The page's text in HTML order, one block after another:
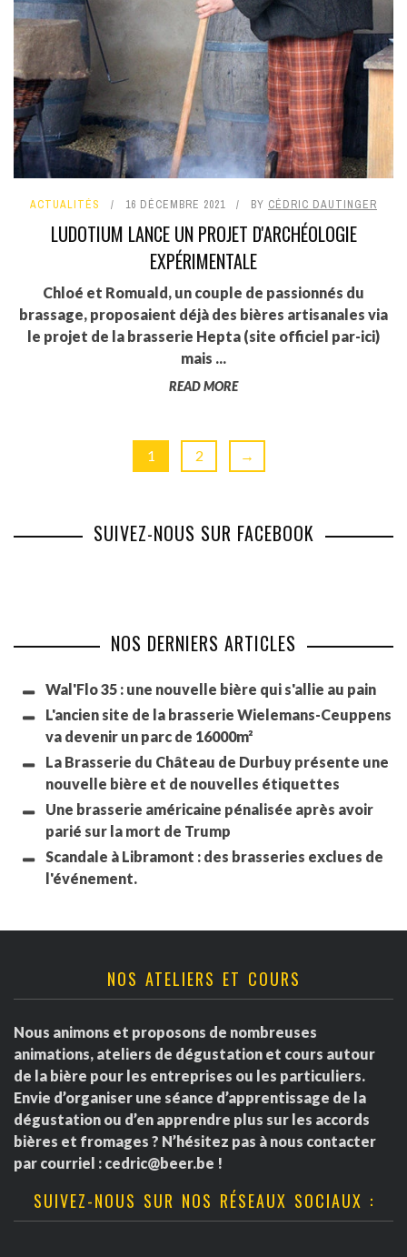
ACTUALITÉS 16 DÉCEMBRE 2021 BY CÉDRIC DAUTINGER
LUDOTIUM LANCE UN PROJET D'ARCHÉOLOGIE
EXPÉRIMENTALE
Chloé et Romuald, un couple de passionnés du
brassage, proposaient déjà des bières artisanales via
le projet de la brasserie Hepta (site officiel par-ici)
mais ...
READ MORE
1 2 →
SUIVEZ-NOUS SUR FACEBOOK
NOS DERNIERS ARTICLES
Wal'Flo 35 : une nouvelle bière qui s'allie au pain
L'ancien site de la brasserie Wielemans-Ceuppens
va devenir un parc de 16000m²
La Brasserie du Château de Durbuy présente une
nouvelle bière et de nouvelles étiquettes
Une brasserie américaine pénalisée après avoir
parié sur la mort de Trump
Scandale à Libramont : des brasseries exclues de
l'événement.
NOS ATELIERS ET COURS
Nous animons et proposons de nombreuses
animations, ateliers de dégustation et cours autour
de la bière pour les entreprises ou les particuliers.
Envie d’organiser une séance d’apprentissage de la
dégustation ou d’en apprendre plus sur les accords
bières et fromages ? N’hésitez pas à nous contacter
par courriel : cedric@beer.be !
SUIVEZ-NOUS SUR NOS RÉSEAUX SOCIAUX :